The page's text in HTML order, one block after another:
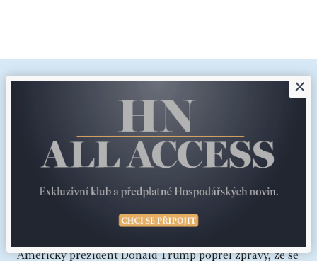
USA
ODEBÍRAT
„Spojené státy mají obrovské množství
munice.“ Trump popřel zprávy o
nedostatku střel, zdrojům informací
pohrozil dlouhým vězením
Americký prezident Donald Trump popřel zprávy, že se
×